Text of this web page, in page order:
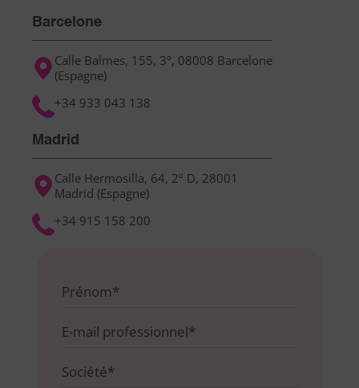
Barcelone
Calle Balmes, 155, 3º, 08008 Barcelone
(Espagne)
+34 933 043 138
Madrid
Calle Hermosilla, 64, 2º D, 28001
Madrid (Espagne)
+34 915 158 200